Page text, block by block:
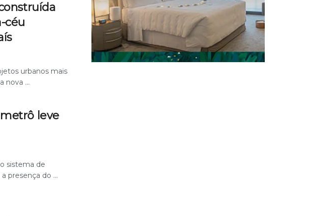
céu
urbanos mais
nova ...
leve
sistema de
presença do ...